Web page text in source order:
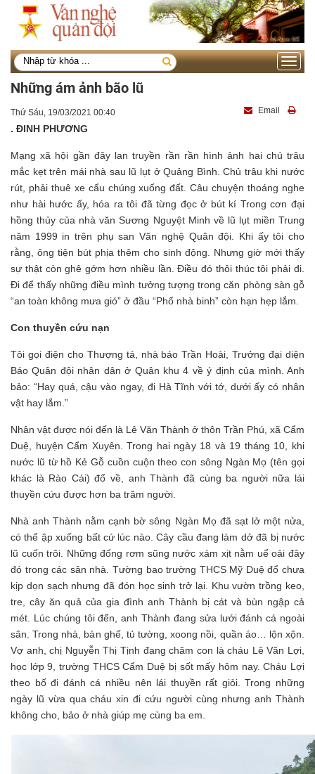
Toggle
Những ám ảnh bão lũ
Thứ Sáu, 19/03/2021 00:40 Email
. ĐINH PHƯƠNG
Mạng xã hội gần đây lan truyền rần rần hình ảnh hai chú trâu
mắc kẹt trên mái nhà sau lũ lụt ở Quảng Bình. Chủ trâu khi nước
rút, phải thuê xe cẩu chúng xuống đất. Câu chuyện thoáng nghe
như hài hước ấy, hóa ra tôi đã từng đọc ở bút kí Trong cơn đại
hồng thủy của nhà văn Sương Nguyệt Minh về lũ lụt miền Trung
năm 1999 in trên phụ san Văn nghệ Quân đội. Khi ấy tôi cho
rằng, ông tiện bút phịa thêm cho sinh động. Nhưng giờ mới thấy
sự thật còn ghê gớm hơn nhiều lần. Điều đó thôi thúc tôi phải đi.
Đi để thấy những điều mình tưởng tượng trong căn phòng sàn gỗ
“an toàn không mưa gió” ở đầu “Phố nhà binh” còn hạn hẹp lắm.
Con thuyền cứu nạn
Tôi gọi điện cho Thượng tá, nhà báo Trần Hoài, Trưởng đại diện
Báo Quân đội nhân dân ở Quân khu 4 về ý định của mình. Anh
bảo: “Hay quá, cậu vào ngay, đi Hà Tĩnh với tớ, dưới ấy có nhân
vật hay lắm.”
Nhân vật được nói đến là Lê Văn Thành ở thôn Trần Phú, xã Cẩm
Duệ, huyện Cẩm Xuyên. Trong hai ngày 18 và 19 tháng 10, khi
nước lũ từ hồ Kẻ Gỗ cuồn cuộn theo con sông Ngàn Mọ (tên gọi
khác là Rào Cái) đổ về, anh Thành đã cùng ba người nữa lái
thuyền cứu được hơn ba trăm người.
Nhà anh Thành nằm cạnh bờ sông Ngàn Mọ đã sạt lở một nửa,
có thể ập xuống bất cứ lúc nào. Cây cầu đang làm dở đã bị nước
lũ cuốn trôi. Những đống rơm sũng nước xám xịt nằm uể oải đây
đó trong các sân nhà. Tường bao trường THCS Mỹ Duệ đổ chưa
kịp dọn sạch nhưng đã đón học sinh trở lại. Khu vườn trồng keo,
tre, cây ăn quả của gia đình anh Thành bị cát và bùn ngập cả
mét. Lúc chúng tôi đến, anh Thành đang sửa lưới đánh cá ngoài
sân. Trong nhà, bàn ghế, tủ tường, xoong nồi, quần áo… lộn xộn.
Vợ anh, chị Nguyễn Thị Tịnh đang chăm con là cháu Lê Văn Lợi,
học lớp 9, trường THCS Cẩm Duệ bị sốt mấy hôm nay. Cháu Lợi
theo bố đi đánh cá nhiều nên lái thuyền rất giỏi. Trong những
ngày lũ vừa qua cháu xin đi cứu người cùng nhưng anh Thành
không cho, bảo ở nhà giúp mẹ cùng ba em.